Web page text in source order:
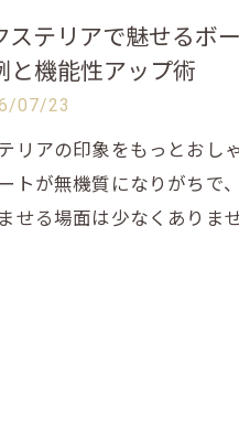
ステリアで魅せるボ
と機能性アップ術
07/23
リアの印象をもっとおし
トが無機質になりがちで
せる場面は少なくありま